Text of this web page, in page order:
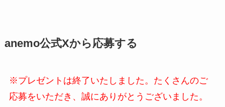
anemo公式Xから応募する
※プレゼントは終了いたしました。たくさんのご
応募をいただき、誠にありがとうございました。